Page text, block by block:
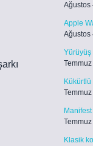
Ağustos
Apple
Ağustos
Yürüyüş
Kükürtlü
Klasik